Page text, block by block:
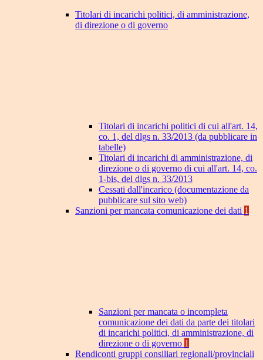
Titolari di incarichi politici, di amministrazione,
di direzione o di governo
Titolari di incarichi politici di cui all'art. 14,
co. 1, del dlgs n. 33/2013 (da pubblicare in
tabelle)
Titolari di incarichi di amministrazione, di
direzione o di governo di cui all'art. 14, co.
1-bis, del dlgs n. 33/2013
Cessati dall'incarico (documentazione da
pubblicare sul sito web)
Sanzioni per mancata comunicazione dei dati 1
Sanzioni per mancata o incompleta
comunicazione dei dati da parte dei titolari
di incarichi politici, di amministrazione, di
direzione o di governo 1
Rendiconti gruppi consiliari regionali/provinciali